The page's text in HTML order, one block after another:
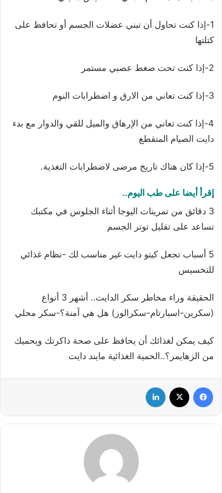
1-إذا كنت تحاول أن تبني عضلات الجسم أو تحافظ على
كتلتها
2-إذا كنت تحت ضغط عصبي مستمر
3-إذا كنت تعاني من الارق و اضطرابات النوم
4-إذا كنت تعاني من الإرهاق والميل للقي والدوار مع بدء
دايت الصيام المتقطع
5-إذا كان هناك تاريخ مرضى لاضطرابات التغذية.
إقرأ أيضا على طب اليوم..
3 دقائق من تمرينات اليوجا أثناء الجلوس في مكتبك
تساعد على تقليل توتر الجسم
5 أسباب تجعل كيتو دايت غير مناسب لك -نظام غذائي
للتخسيس
الحقيقة وراء مخاطر سكر الدايت.. أشهر 3 أنواع
(سكرين-اسبارتام-سكرالوز) هل هي آمنة؟-سكر محلي
كيف يمكن لغذائك أن يحافظ على صحة ذاكرتك ويحميك
من الزهايمر؟..الحمية الغذائية مايند دايت